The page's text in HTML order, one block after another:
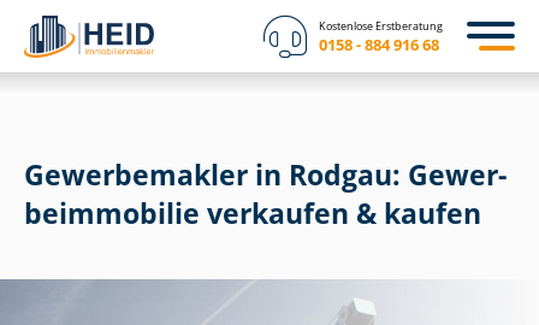
Kostenlose Erstberatung
0158 - 884 916 68
Gewerbemakler in Rodgau: Ge­wer­
be­im­mo­bi­lie verkaufen & kaufen